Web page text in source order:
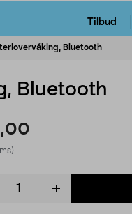
Tilbud
Bluetooth
Bluetooth